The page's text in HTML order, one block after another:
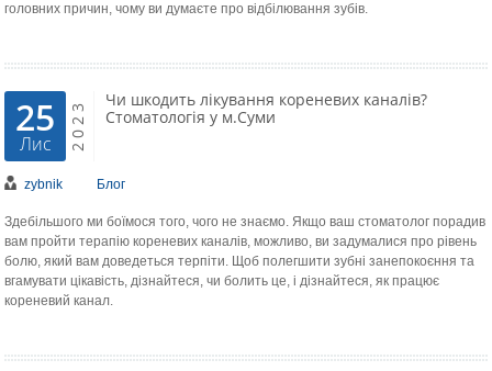
головних причин, чому ви думаєте про відбілювання зубів.
25
Лис 2023
Чи шкодить лікування кореневих каналів?
Стоматологія у м.Суми
zybnik Блог
Здебільшого ми боїмося того, чого не знаємо. Якщо ваш стоматолог порадив
вам пройти терапію кореневих каналів, можливо, ви задумалися про рівень
болю, який вам доведеться терпіти. Щоб полегшити зубні занепокоєння та
вгамувати цікавість, дізнайтеся, чи болить це, і дізнайтеся, як працює
кореневий канал.